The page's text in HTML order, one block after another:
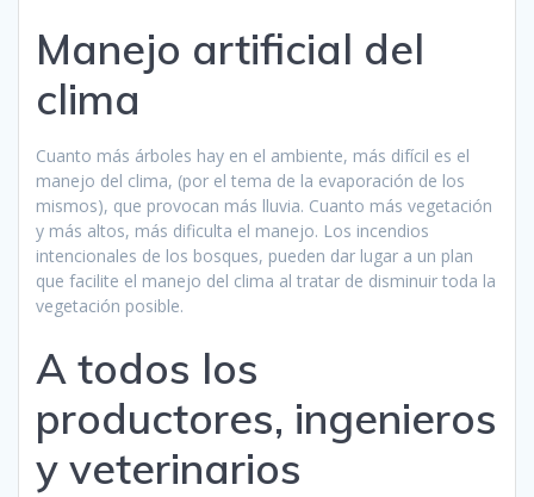
Manejo artificial del
clima
Cuanto más árboles hay en el ambiente, más difícil es el
manejo del clima, (por el tema de la evaporación de los
mismos), que provocan más lluvia. Cuanto más vegetación
y más altos, más dificulta el manejo. Los incendios
intencionales de los bosques, pueden dar lugar a un plan
que facilite el manejo del clima al tratar de disminuir toda la
vegetación posible.
A todos los
productores, ingenieros
y veterinarios